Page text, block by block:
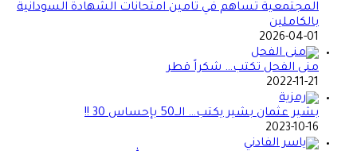
المجتمعية تساهم في تامين امتحانات الشهادة السودانية
بالكاملين
2026-04-01
منى الفحل تكتب… شكراً قطر
2022-11-21
بشير عثمان بشير يكتب… الــ50 بإحساس 30 !!
2023-10-16